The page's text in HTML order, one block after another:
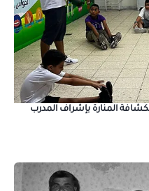
المنارة بإشراف المدرب